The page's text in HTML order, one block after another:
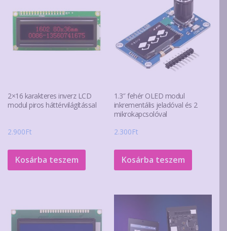
2×16 karakteres inverz LCD
modul piros háttérvilágítással
2.900Ft
Kosárba teszem
1.3″ fehér OLED modul
inkrementális jeladóval és 2
mikrokapcsolóval
2.300Ft
Kosárba teszem